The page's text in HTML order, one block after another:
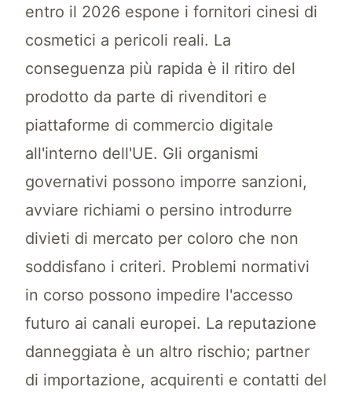
entro il 2026 espone i fornitori cinesi di
cosmetici a pericoli reali. La
conseguenza più rapida è il ritiro del
prodotto da parte di rivenditori e
piattaforme di commercio digitale
all'interno dell'UE. Gli organismi
governativi possono imporre sanzioni,
avviare richiami o persino introdurre
divieti di mercato per coloro che non
soddisfano i criteri. Problemi normativi
in corso possono impedire l'accesso
futuro ai canali europei. La reputazione
danneggiata è un altro rischio; partner
di importazione, acquirenti e contatti del